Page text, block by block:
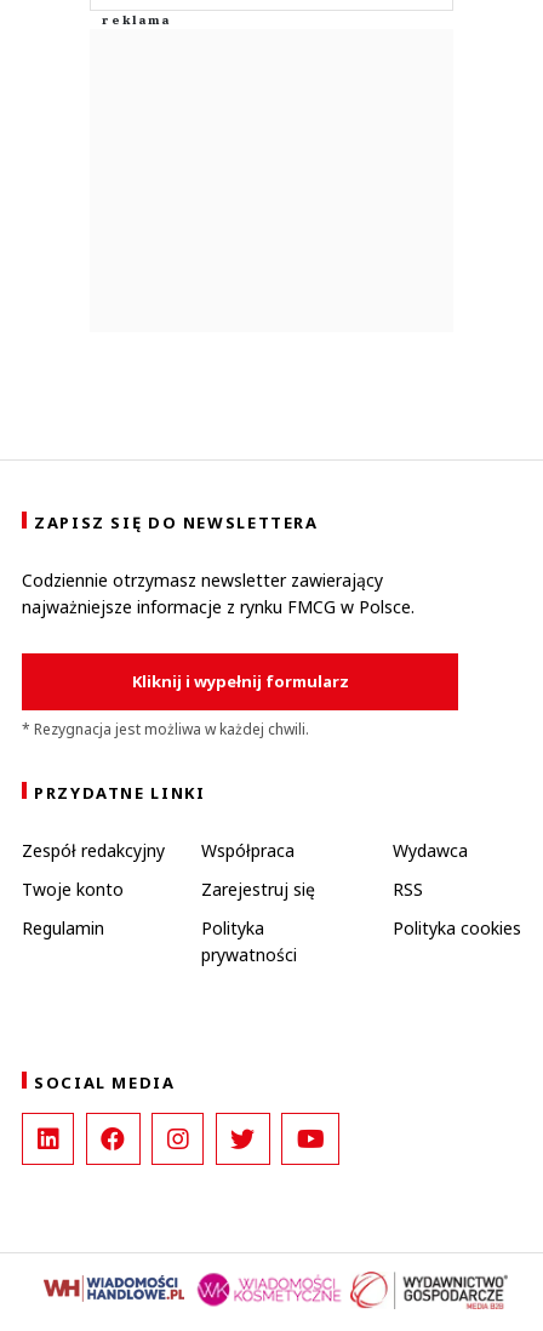
ZAPISZ SIĘ DO NEWSLETTERA
Codziennie otrzymasz newsletter zawierający
najważniejsze informacje z rynku FMCG w Polsce.
Kliknij i wypełnij formularz
* Rezygnacja jest możliwa w każdej chwili.
PRZYDATNE LINKI
Zespół redakcyjny Współpraca
Wydawca
Twoje konto
Zarejestruj się
RSS
Regulamin
Polityka
prywatności
Polityka cookies
SOCIAL MEDIA